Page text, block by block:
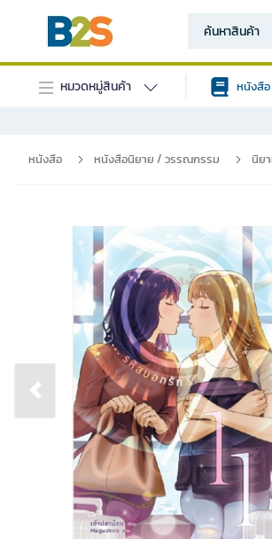
หมวดหมู่สินค้า หนังสือ
หนังสือ หนังสือนิยาย / วรรณกรรม นิย
Previous slide